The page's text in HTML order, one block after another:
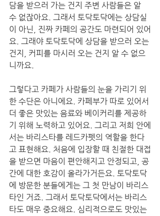
담을 받으러 가는 건지 주변 사람들은 알
수 없잖아요. 그래서 토닥토닥에는 상담실
이 아닌, 진짜 카페의 공간도 마련되어 있어
요. 그래야 토닥토닥에 상담을 받으러 오는
건지, 커피를 마시러 오는 건지 알 수 없으
니까요.
그렇다고 카페가 사람들의 눈을 가리기 위
한 수단은 아니에요. 카페부가 따로 있어서
더 좋은 맛있는 음료와 베이커리를 제공하
기 위해 노력하고 있어요. 그리고 저희 안에
서는 바리스타를 레드카펫의 역할을 한다
고 표현해요. 처음에 입장할 때 친절한 대접
을 받으면 마음이 편안해지고 안정되고, 공
간에 대한 호감이 올라가거든요. 토닥토닥
에 방문한 분들에게는 그 첫 만남이 바리스
타인 거죠. 그래서 토닥토닥에서는 바리스
타도 매우 중요해요. 심리적으로도 맛있는